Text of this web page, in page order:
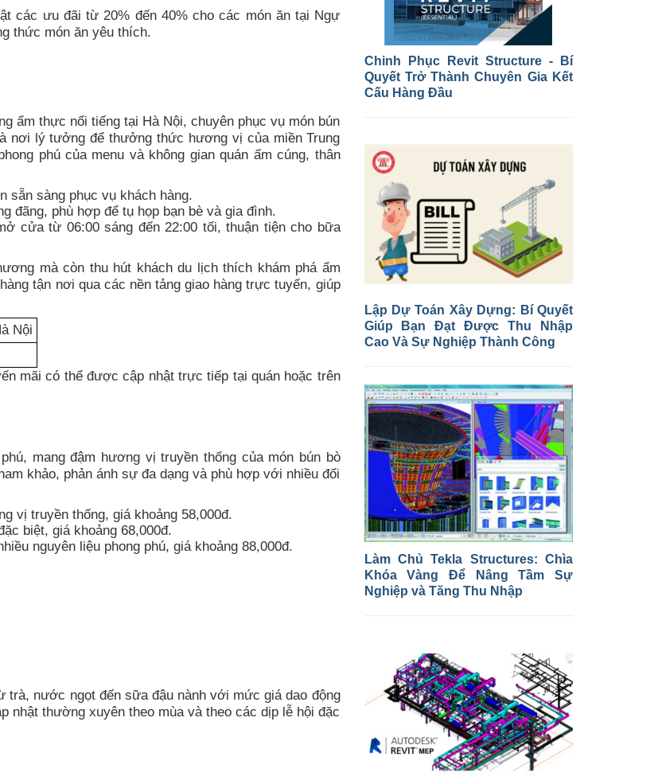
các ưu đãi từ 20% đến 40% cho các món ăn tại Ngự
thức món ăn yêu thích.
ẩm thực nổi tiếng tại Hà Nội, chuyên phục vụ món bún
nơi lý tưởng để thưởng thức hương vị của miền Trung
phú của menu và không gian quán ấm cúng, thân
sẵn sàng phục vụ khách hàng.
đãng, phù hợp để tụ họp bạn bè và gia đình.
cửa từ 06:00 sáng đến 22:00 tối, thuận tiện cho bữa
mà còn thu hút khách du lịch thích khám phá ẩm
tận nơi qua các nền tảng giao hàng trực tuyến, giúp
Nội
mãi có thể được cập nhật trực tiếp tại quán hoặc trên
mang đậm hương vị truyền thống của món bún bò
khảo, phản ánh sự đa dạng và phù hợp với nhiều đối
vị truyền thống, giá khoảng 58,000đ.
biệt, giá khoảng 68,000đ.
nguyên liệu phong phú, giá khoảng 88,000đ.
trà, nước ngọt đến sữa đậu nành với mức giá dao động
nhật thường xuyên theo mùa và theo các dịp lễ hội đặc
Chinh Phục Revit Structure - Bí
Quyết Trở Thành Chuyên Gia Kết
Cấu Hàng Đầu
Lập Dự Toán Xây Dựng: Bí Quyết
Giúp Bạn Đạt Được Thu Nhập
Cao Và Sự Nghiệp Thành Công
Làm Chủ Tekla Structures: Chìa
Khóa Vàng Để Nâng Tầm Sự
Nghiệp và Tăng Thu Nhập